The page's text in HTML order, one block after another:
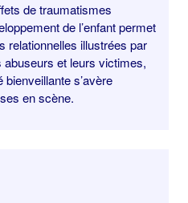
de traumatismes
de l’enfant permet
relationnelles illustrées par
abuseurs et leurs victimes,
bienveillante s’avère
en scène.